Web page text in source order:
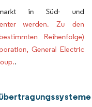
in Süd- und
werden. Zu den
Reihenfolge)
General Electric
.